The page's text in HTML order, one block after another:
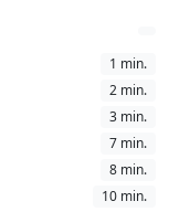
1 min.
2 min.
3 min.
7 min.
8 min.
10 min.